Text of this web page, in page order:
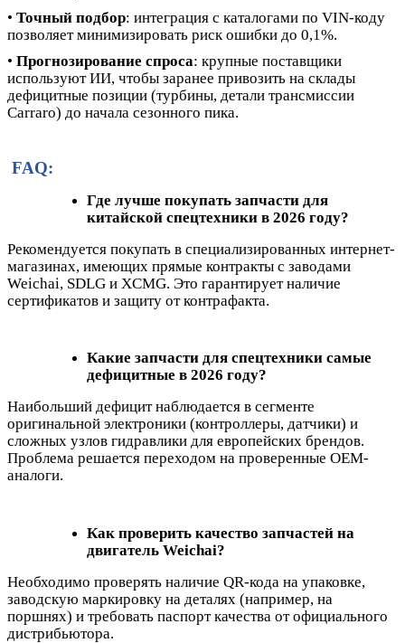
• Точный подбор: интеграция с каталогами по VIN-коду
позволяет минимизировать риск ошибки до 0,1%.
• Прогнозирование спроса: крупные поставщики
используют ИИ, чтобы заранее привозить на склады
дефицитные позиции (турбины, детали трансмиссии
Carraro) до начала сезонного пика.
FAQ:
Где лучше покупать запчасти для
китайской спецтехники в 2026 году?
Рекомендуется покупать в специализированных интернет-
магазинах, имеющих прямые контракты с заводами
Weichai, SDLG и XCMG. Это гарантирует наличие
сертификатов и защиту от контрафакта.
Какие запчасти для спецтехники самые
дефицитные в 2026 году?
Наибольший дефицит наблюдается в сегменте
оригинальной электроники (контроллеры, датчики) и
сложных узлов гидравлики для европейских брендов.
Проблема решается переходом на проверенные OEM-
аналоги.
Как проверить качество запчастей на
двигатель Weichai?
Необходимо проверять наличие QR-кода на упаковке,
заводскую маркировку на деталях (например, на
поршнях) и требовать паспорт качества от официального
дистрибьютора.